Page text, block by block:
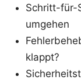
Schritt-für-
umgehen
klappt?